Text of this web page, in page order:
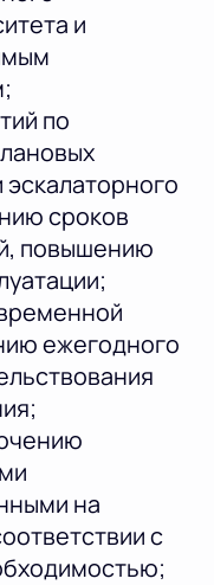
и
по
сроков
повышению
ежегодного
на
с